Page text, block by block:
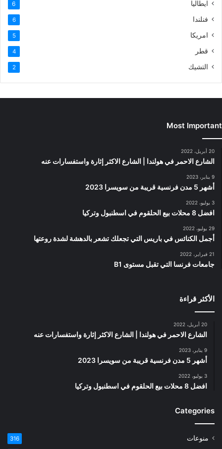
ايطاليا 6
فنلندا 6
امريكا 5
قطر 4
التشيك 2
Most Important
20 أبريل، 2022
الشارع الاحمر في هولندا | الشارع الاكثر إثارة واستفسارات عنه
9 يناير، 2023
أشهر 5 مدن فرنسية قريبة من سويسرا 2023
3 يوليو، 2022
افضل 8 محلات بيع الحلقوم في اسطنبول وتركيا
29 يوليو، 2022
أجمل الكنائس في باريس التي تجعلك تشعر بالدهشة لشدة روعتها
21 فبراير، 2022
جامعات فرنسا التي تقبل مستوى B1
الأكثر قراءة
20 أبريل، 2022
الشارع الاحمر في هولندا | الشارع الاكثر إثارة واستفسارات عنه
9 يناير، 2023
أشهر 5 مدن فرنسية قريبة من سويسرا 2023
3 يوليو، 2022
افضل 8 محلات بيع الحلقوم في اسطنبول وتركيا
Categories
منوعات 316